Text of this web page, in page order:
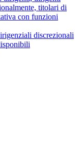
titolari di
con funzioni
discrezionali